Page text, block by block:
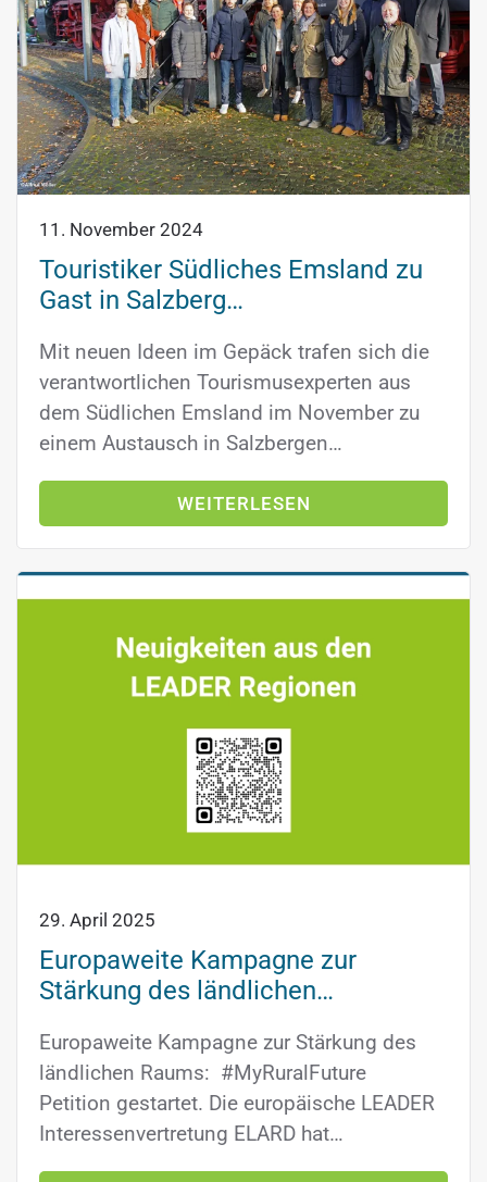
11. November 2024
Touristiker Südliches Emsland zu
Gast in Salzberg…
Mit neuen Ideen im Gepäck trafen sich die
verantwortlichen Tourismusexperten aus
dem Südlichen Emsland im November zu
einem Austausch in Salzbergen…
WEITERLESEN
29. April 2025
Europaweite Kampagne zur
Stärkung des ländlichen…
Europaweite Kampagne zur Stärkung des
ländlichen Raums: #MyRuralFuture
Petition gestartet. Die europäische LEADER
Interessenvertretung ELARD hat…